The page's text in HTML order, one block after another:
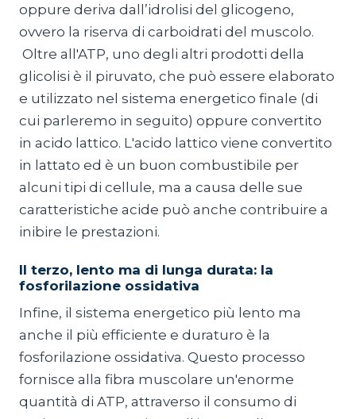
oppure deriva dall’idrolisi del glicogeno,
ovvero la riserva di carboidrati del muscolo.
Oltre all'ATP, uno degli altri prodotti della
glicolisi è il piruvato, che può essere elaborato
e utilizzato nel sistema energetico finale (di
cui parleremo in seguito) oppure convertito
in acido lattico. L'acido lattico viene convertito
in lattato ed è un buon combustibile per
alcuni tipi di cellule, ma a causa delle sue
caratteristiche acide può anche contribuire a
inibire le prestazioni.
Il terzo, lento ma di lunga durata: la
fosforilazione ossidativa
Infine, il sistema energetico più lento ma
anche il più efficiente e duraturo è la
fosforilazione ossidativa. Questo processo
fornisce alla fibra muscolare un'enorme
quantità di ATP, attraverso il consumo di